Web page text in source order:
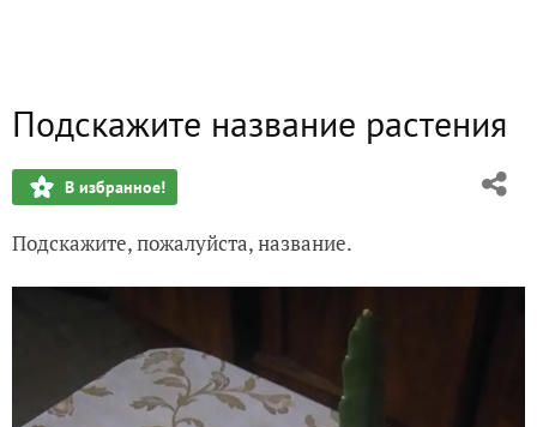
Подскажите название растения
В избранное!
Подскажите, пожалуйста, название.